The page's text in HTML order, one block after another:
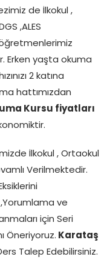
de İlkokul ,
,ALES
Erken yaşta okuma
2 katına
hattımızdan
Kursu fiyatları
İlkokul , Ortaokul
Verilmektedir.
ve
için Seri
Öneriyoruz. Karataş
Talep Edebilirsiniz.